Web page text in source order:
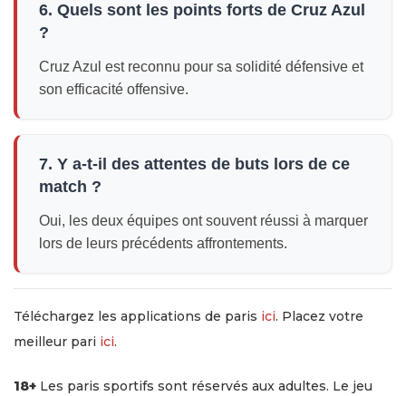
6. Quels sont les points forts de Cruz Azul
?
Cruz Azul est reconnu pour sa solidité défensive et
son efficacité offensive.
7. Y a-t-il des attentes de buts lors de ce
match ?
Oui, les deux équipes ont souvent réussi à marquer
lors de leurs précédents affrontements.
Téléchargez les applications de paris ici. Placez votre
meilleur pari ici.
18+ Les paris sportifs sont réservés aux adultes. Le jeu